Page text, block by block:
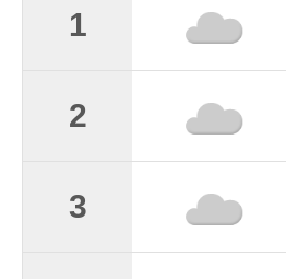
1
2
3